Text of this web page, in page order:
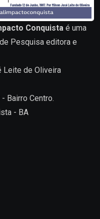
Conquista é uma
Pesquisa editora e
Leite de Oliveira
Bairro Centro.
- BA